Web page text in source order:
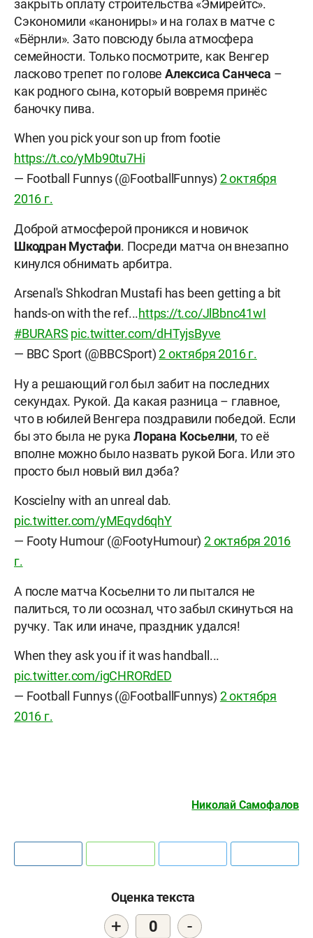
закрыть оплату строительства «Эмирейтс».
Сэкономили «канониры» и на голах в матче с
«Бёрнли». Зато повсюду была атмосфера
семейности. Только посмотрите, как Венгер
ласково трепет по головеАлексиса Санчеса –
как родного сына, который вовремя принёс
баночку пива.
When you pick your son up from footie
https://t.co/yMb90tu7Hi
— Football Funnys (@FootballFunnys) 2 октября
2016 г.
Доброй атмосферой проникся и новичок
Шкодран Мустафи. Посреди матча он внезапно
кинулся обнимать арбитра.
Arsenal's Shkodran Mustafi has been getting a bit
hands-on with the ref...https://t.co/JlBbnc41wI
#BURARS pic.twitter.com/dHTyjsByve
— BBC Sport (@BBCSport)2 октября 2016 г.
Ну а решающий гол был забит на последних
секундах. Рукой. Да какая разница – главное,
что в юбилей Венгера поздравили победой. Если
бы это была не рука Лорана Косьелни, то её
вполне можно было назвать рукой Бога. Или это
просто был новый вил дэба?
Koscielny with an unreal dab.
pic.twitter.com/yMEqvd6qhY
— Footy Humour (@FootyHumour) 2 октября 2016
г.
А после матча Косьелни то ли пытался не
палиться, то ли осознал, что забыл скинуться на
ручку. Так или иначе, праздник удался!
When they ask you if it was handball...
pic.twitter.com/igCHRORdED
— Football Funnys (@FootballFunnys) 2 октября
2016 г.
Николай Самофалов
Оценка текста
+ 0 -